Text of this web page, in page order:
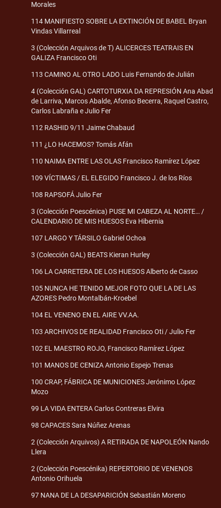
Morales
114 MANIFIESTO SOBRE LA EXTINCIÓN DE BABEL Bryan
Vindas Villarreal
3 (Colección Arquivos de T) ALICERCES TEATRAIS EN
GALIZA Francisco Oti
113 CAMINO AL OTRO LADO Luis Fernando de Julián
4 (Colección GAL) CARTOTURXIA DA REPRESIÓN Ana Abad
de Larriva, Marcos Abalde, Afonso Becerra, Raquel Castro,
Carlos Labraña e Julio Fer
112 RASHID 9/11 Jaime Chabaud
111 ¿LO HACEMOS? Tomás Afán
110 NAIMA ENTRE LAS OLAS Francisco Ramírez López
109 VÍCTIMAS / EL ELEGIDO Francisco J. de los Ríos
108 RAPSOFÁ Julio Fer
3 (Colección Poescénica) PUSE MI CABEZA AL NORTE… /
CALENDARIO DE MIS HUESOS Eva Hibernia
107 LARGO Y TÁRSILO Gabriel Ochoa
3 (Colección GAL) BEATS Kieran Hurley
106 LA CARRETERA DE LOS HUESOS Alberto de Casso
105 NUNCA HE TENIDO MEJOR FOTO QUE LA DE LAS
AZORES Pedro Montalbán-Kroebel
104 EL VENENO EN EL AIRE VV.AA.
103 ARCHIVOS DE REALIDAD Francisco Oti / Julio Fer
102 EL MAESTRO ROJO, Francisco Ramírez López
101 MANOS DE CENIZA Antonio Espejo Trenas
100 CRAP, FÁBRICA DE MUNICIONES Jerónimo López
Mozo
99 LA VIDA ENTERA Carlos Contreras Elvira
98 CAPACES Sara Núñez Arenas
2 (Colección Arquivos) A RETIRADA DE NAPOLEÓN Nando
Llera
2 (Colección Poescénika) REPERTORIO DE VENENOS
Antonio Orihuela
97 NANA DE LA DESAPARICIÓN Sebastián Moreno